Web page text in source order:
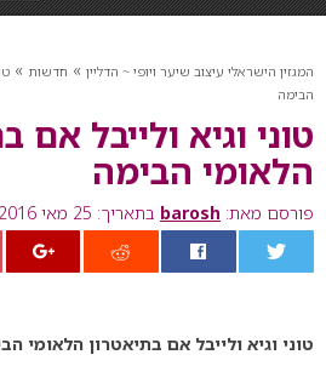
המגזין הישראלי עיצוב שיער ויופי ~ הדליין » חדשות »
הבימה
טוני וגיא ולייבל אם
הלאומי הבימה
פורסם מאת: barosh בתאריך: 25 מאי 2016
טוני וגיא ולייבל אם בתיאטרון הלאומי